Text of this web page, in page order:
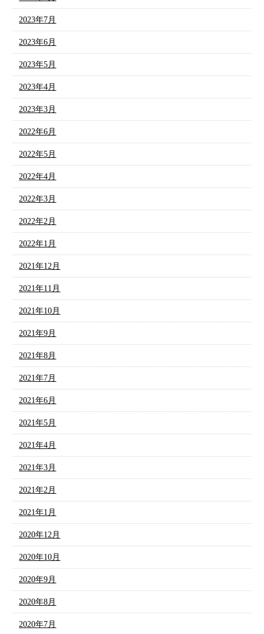
2023年7月
2023年6月
2023年5月
2023年4月
2023年3月
2022年6月
2022年5月
2022年4月
2022年3月
2022年2月
2022年1月
2021年12月
2021年11月
2021年10月
2021年9月
2021年8月
2021年7月
2021年6月
2021年5月
2021年4月
2021年3月
2021年2月
2021年1月
2020年12月
2020年10月
2020年9月
2020年8月
2020年7月